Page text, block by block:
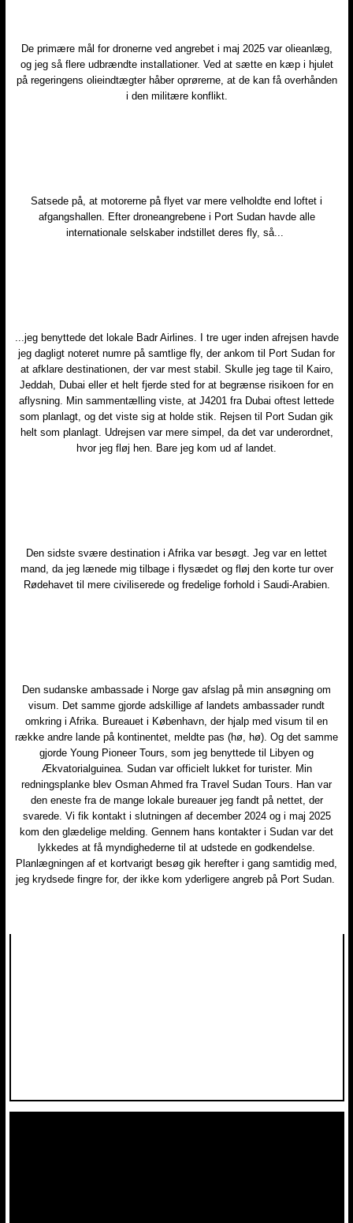
De primære mål for dronerne ved angrebet i maj 2025 var olieanlæg,
og jeg så flere udbrændte installationer. Ved at sætte en kæp i hjulet
på regeringens olieindtægter håber oprørerne, at de kan få overhånden
i den militære konflikt.
​Satsede på, at motorerne på flyet var mere velholdte end loftet i
afgangshallen. Efter droneangrebene i Port Sudan havde alle
internationale selskaber indstillet deres fly, så...
...jeg benyttede det lokale Badr Airlines. I tre uger inden afrejsen havde
jeg dagligt noteret numre på samtlige fly, der ankom til Port Sudan for
at afklare destinationen, der var mest stabil. Skulle jeg tage til Kairo,
Jeddah, Dubai eller et helt fjerde sted for at begrænse risikoen for en
aflysning. Min sammentælling viste, at J4201 fra Dubai oftest lettede
som planlagt, og det viste sig at holde stik. Rejsen til Port Sudan gik
helt som planlagt. Udrejsen var mere simpel, da det var underordnet,
hvor jeg fløj hen. Bare jeg kom ud af landet.
Den sidste svære destination i Afrika var besøgt. Jeg var en lettet
mand, da jeg lænede mig tilbage i flysædet og fløj den korte tur over
Rødehavet til mere civiliserede og fredelige forhold i Saudi-Arabien.​
Den sudanske ambassade i Norge gav afslag på min ansøgning om
visum. Det samme gjorde adskillige af landets ambassader rundt
omkring i Afrika. Bureauet i København, der hjalp med visum til en
række andre lande på kontinentet, meldte pas (hø, hø). Og det samme
gjorde Young Pioneer Tours, som jeg benyttede til Libyen og
Ækvatorialguinea. Sudan var officielt lukket for turister. Min
redningsplanke blev Osman Ahmed fra Travel Sudan Tours. Han var
den eneste fra de mange lokale bureauer jeg fandt på nettet, der
svarede. Vi fik kontakt i slutningen af december 2024 og i maj 2025
kom den glædelige melding. Gennem hans kontakter i Sudan var det
lykkedes at få myndighederne til at udstede en godkendelse.
Planlægningen af et kortvarigt besøg gik herefter i gang samtidig med,
jeg krydsede fingre for, der ikke kom yderligere angreb på Port Sudan.